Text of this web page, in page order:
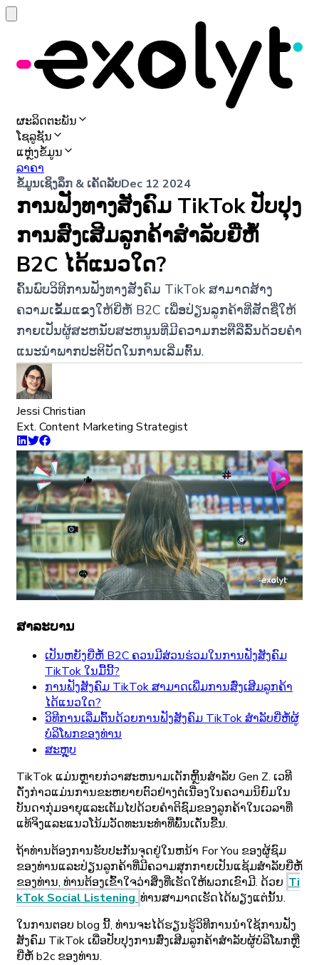
ຜະລິດຕະພັນ
ໂຊລູຊັນ
ແຫຼ່ງຂໍ້ມູນ
ລາຄາ
ຂໍ້ມູນເຊິງລຶກ & ເຄັດລັບDec 12 2024
ການຟັງທາງສັງຄົມ TikTok ປັບປຸງ
ການສົ່ງເສີມລູກຄ້າສໍາລັບຍີ່ຫໍ້
B2C ໄດ້ແນວໃດ?
ຄົ້ນພົບວິທີການຟັງທາງສັງຄົມ TikTok ສາມາດສ້າງ
ຄວາມເຂັ້ມແຂງໃຫ້ຍີ່ຫໍ້ B2C ເພື່ອປ່ຽນລູກຄ້າທີ່ສັດຊື່ໃຫ້
ກາຍເປັນຜູ້ສະຫນັບສະຫນູນທີ່ມີຄວາມກະຕືລືລົ້ນດ້ວຍຄໍາ
ແນະນໍາພາກປະຕິບັດໃນການເລີ່ມຕົ້ນ.
Jessi Christian
Ext. Content Marketing Strategist
ສາລະບານ
ເປັນຫຍັງຍີ່ຫໍ້ B2C ຄວນມີສ່ວນຮ່ວມໃນການຟັງສັງຄົມ
TikTok ໃນມື້ນີ້?
ການຟັງສັງຄົມ TikTok ສາມາດເພີ່ມການສົ່ງເສີມລູກຄ້າ
ໄດ້ແນວໃດ?
ວິທີການເລີ່ມຕົ້ນດ້ວຍການຟັງສັງຄົມ TikTok ສໍາລັບຍີ່ຫໍ້ຜູ້
ບໍລິໂພກຂອງທ່ານ
ສະຫຼຸບ
TikTok ແມ່ນຫຼາຍກ່ວາສະຫນາມເດັກຫຼິ້ນສໍາລັບ Gen Z. ເວທີ
ດັ່ງກ່າວແມ່ນການຂະຫຍາຍຕົວຢ່າງຕໍ່ເນື່ອງໃນຄວາມນິຍົມໃນ
ບັນດາກຸ່ມອາຍຸແລະເຕັມໄປດ້ວຍຄໍາຕິຊົມຂອງລູກຄ້າໃນເວລາທີ່
ແທ້ຈິງແລະແນວໂນ້ມວັດທະນະທໍາທີ່ພົ້ນເດັ່ນຂື້ນ.
ຖ້າທ່ານຕ້ອງການຮັບປະກັນຈຸດຢູ່ໃນຫນ້າ For You ຂອງຜູ້ຊົມ
ຂອງທ່ານແລະປ່ຽນລູກຄ້າທີ່ມີຄວາມສຸກກາຍເປັນແຊ້ມສໍາລັບຍີ່ຫໍ້
ຂອງທ່ານ, ທ່ານຕ້ອງເຂົ້າໃຈວ່າສິ່ງທີ່ເຮັດໃຫ້ພວກເຂົາມີ. ດ້ວຍ Ti
kTok Social Listening ທ່ານສາມາດເຮັດໄດ້ພຽງແຕ່ນັ້ນ.
ໃນການຕອບ blog ນີ້, ທ່ານຈະໄດ້ຮຽນຮູ້ວິທີການນໍາໃຊ້ການຟັງ
ສັງຄົມ TikTok ເພື່ອປັບປຸງການສົ່ງເສີມລູກຄ້າສໍາລັບຜູ້ບໍລິໂພກຫຼື
ຍີ່ຫໍ້ b2c ຂອງທ່ານ.